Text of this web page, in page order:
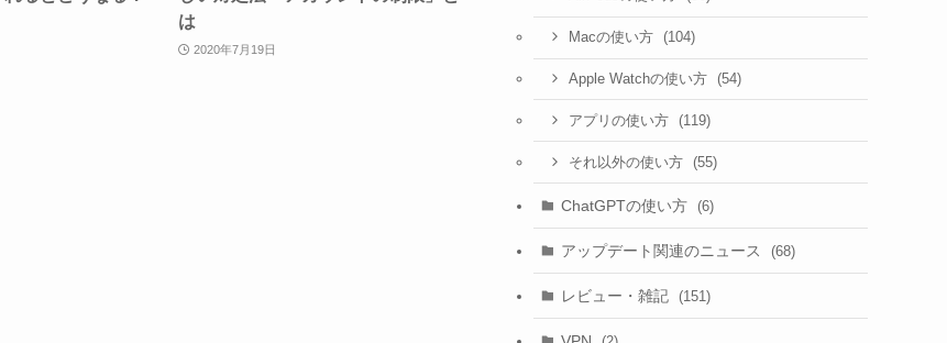
は
2020年7月19日
Macの使い方 (104)
Apple Watchの使い方 (54)
アプリの使い方 (119)
それ以外の使い方 (55)
ChatGPTの使い方 (6)
アップデート関連のニュース (68)
レビュー・雑記 (151)